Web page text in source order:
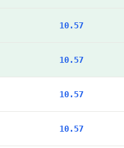
10.57
10.57
10.57
10.57